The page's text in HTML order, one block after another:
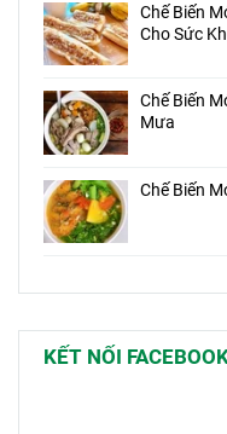
Chế Biến
Cho Sức
Chế Biến
Mưa
Chế Biến
KẾT NỐI